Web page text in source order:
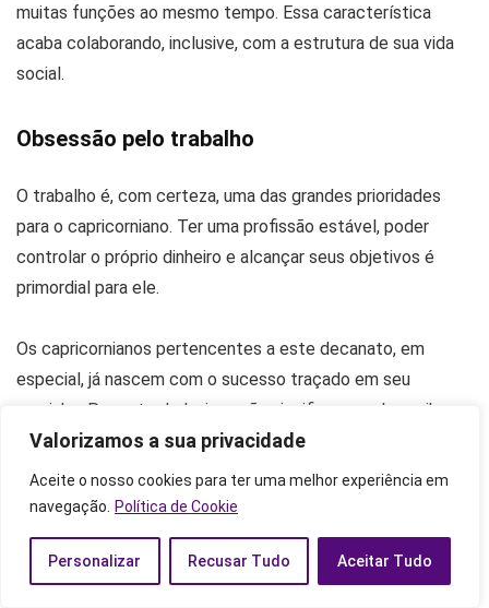
Valorizamos a sua privacidade
Aceite o nosso cookies para ter uma melhor experiência em
navegação.
Política de Cookie
Personalizar Recusar Tudo Aceitar Tudo
muitas funções ao mesmo tempo. Essa característica
acaba colaborando, inclusive, com a estrutura de sua vida
social.
Obsessão pelo trabalho
O trabalho é, com certeza, uma das grandes prioridades
para o capricorniano. Ter uma profissão estável, poder
controlar o próprio dinheiro e alcançar seus objetivos é
primordial para ele.
Os capricornianos pertencentes a este decanato, em
especial, já nascem com o sucesso traçado em seu
caminho. Por outro lado, isso não significa que eles saibam
como chegar até ele, pois é muito difícil para eles lidarem
com os empecilhos que surgem nesta trajetória.
Apesar disso, essas pessoas são extremamente focadas e
estão sempre dispostas a trabalhar, canalizando toda a sua